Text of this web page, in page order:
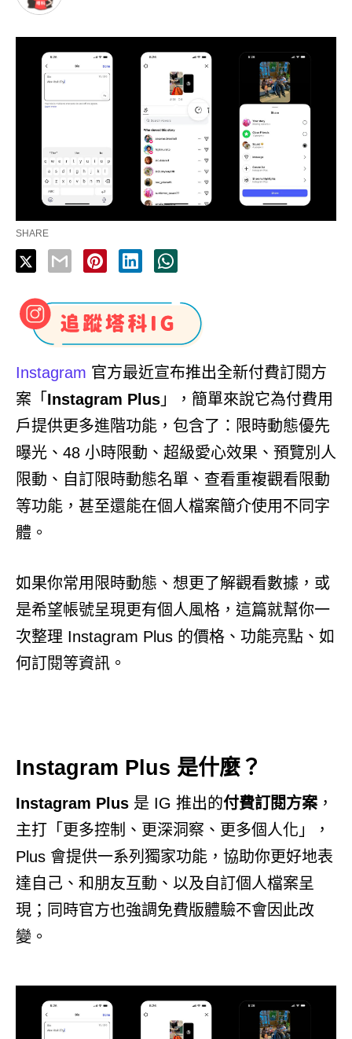
SHARE
Instagram 官方最近宣布推出全新付費訂閱方
案「 Instagram Plus 」，簡單來說它為付費用
戶提供更多進階功能，包含了：限時動態優先
曝光、48 小時限動、超級愛心效果、預覽別人
限動、自訂限時動態名單、查看重複觀看限動
等功能，甚至還能在個人檔案簡介使用不同字
體。
如果你常用限時動態、想更了解觀看數據，或
是希望帳號呈現更有個人風格，這篇就幫你一
次整理 Instagram Plus 的價格、功能亮點、如
何訂閱等資訊。
Instagram Plus 是什麼？
Instagram Plus 是 IG 推出的付費訂閱方案 ，
主打「更多控制、更深洞察、更多個人化」，
Plus 會提供一系列獨家功能，協助你更好地表
達自己、和朋友互動、以及自訂個人檔案呈
現；同時官方也強調免費版體驗不會因此改
變。